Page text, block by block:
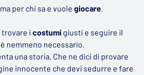
per chi sa e vuole giocare.
trovare i costumi giusti e seguire il
nemmeno necessario.
una storia. Che ne dici di provare
innocente che devi sedurre e fare